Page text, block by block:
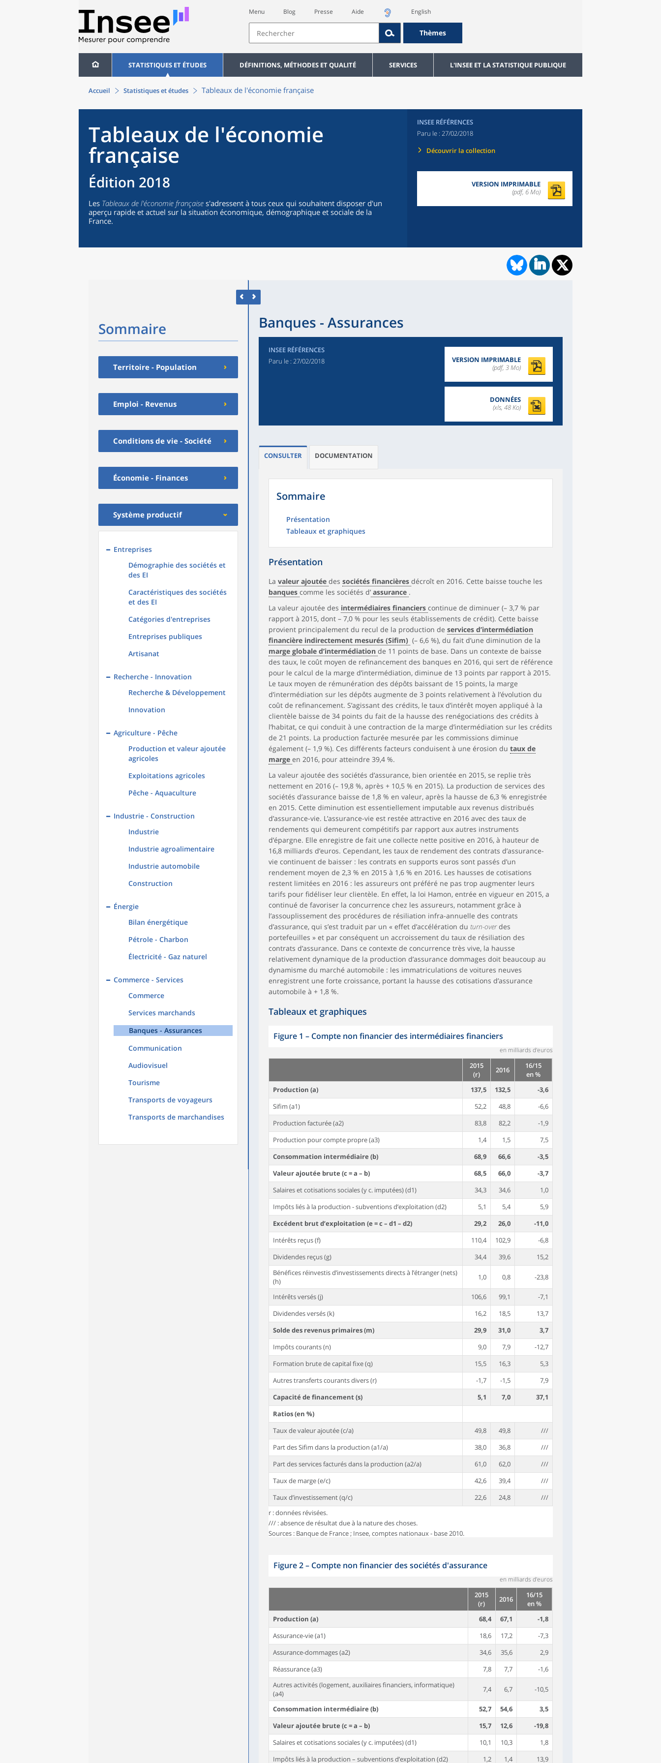
Menu Blog Presse Aide English
Thèmes
STATISTIQUES ET ÉTUDES DÉFINITIONS, MÉTHODES ET QUALITÉ SERVICES L'INSEE ET LA STATISTIQUE PUBLIQUE
Accueil Statistiques et études Tableaux de l'économie française
Tableaux de l'économie
française
Édition 2018
Les Tableaux de l'économie française s'adressent à tous ceux qui souhaitent disposer d'un
aperçu rapide et actuel sur la situation économique, démographique et sociale de la
France.
INSEE RÉFÉRENCES
Paru le : 27/02/2018
Découvrir la collection
VERSION IMPRIMABLE
(pdf, 6 Mo)
Sommaire
Territoire - Population
Emploi - Revenus
Conditions de vie - Société
Économie - Finances
Système productif
Entreprises
Démographie des sociétés et
des EI
Caractéristiques des sociétés
et des EI
Catégories d'entreprises
Entreprises publiques
Artisanat
Recherche - Innovation
Recherche & Développement
Innovation
Agriculture - Pêche
Production et valeur ajoutée
agricoles
Exploitations agricoles
Pêche - Aquaculture
Industrie - Construction
Industrie
Industrie agroalimentaire
Industrie automobile
Construction
Énergie
Bilan énergétique
Pétrole - Charbon
Électricité - Gaz naturel
Commerce - Services
Commerce
Services marchands
Banques - Assurances
Communication
Audiovisuel
Tourisme
Transports de voyageurs
Transports de marchandises
Banques - Assurances
INSEE RÉFÉRENCES
Paru le : 27/02/2018
VERSION IMPRIMABLE
(pdf, 3 Mo)
DONNÉES
(xls, 48 Ko)
CONSULTER DOCUMENTATION
Sommaire
Présentation
Tableaux et graphiques
Présentation
La valeur ajoutée des sociétés financières décroît en 2016. Cette baisse touche les
banques comme les sociétés d’ assurance .
La valeur ajoutée des intermédiaires financiers continue de diminuer (– 3,7 % par
rapport à 2015, dont – 7,0 % pour les seuls établissements de crédit). Cette baisse
provient principalement du recul de la production de services d’intermédiation
financière indirectement mesurés (Sifim) (– 6,6 %), du fait d’une diminution de la
marge globale d’intermédiation de 11 points de base. Dans un contexte de baisse
des taux, le coût moyen de refinancement des banques en 2016, qui sert de référence
pour le calcul de la marge d’intermédiation, diminue de 13 points par rapport à 2015.
Le taux moyen de rémunération des dépôts baissant de 15 points, la marge
d’intermédiation sur les dépôts augmente de 3 points relativement à l’évolution du
coût de refinancement. S’agissant des crédits, le taux d’intérêt moyen appliqué à la
clientèle baisse de 34 points du fait de la hausse des renégociations des crédits à
l’habitat, ce qui conduit à une contraction de la marge d’intermédiation sur les crédits
de 21 points. La production facturée mesurée par les commissions diminue
également (– 1,9 %). Ces différents facteurs conduisent à une érosion du taux de
marge en 2016, pour atteindre 39,4 %.
La valeur ajoutée des sociétés d’assurance, bien orientée en 2015, se replie très
nettement en 2016 (– 19,8 %, après + 10,5 % en 2015). La production de services des
sociétés d’assurance baisse de 1,8 % en valeur, après la hausse de 6,3 % enregistrée
en 2015. Cette diminution est essentiellement imputable aux revenus distribués
d’assurance-vie. L’assurance-vie est restée attractive en 2016 avec des taux de
rendements qui demeurent compétitifs par rapport aux autres instruments
d’épargne. Elle enregistre de fait une collecte nette positive en 2016, à hauteur de
16,8 milliards d’euros. Cependant, les taux de rendement des contrats d’assurance-
vie continuent de baisser : les contrats en supports euros sont passés d’un
rendement moyen de 2,3 % en 2015 à 1,6 % en 2016. Les hausses de cotisations
restent limitées en 2016 : les assureurs ont préféré ne pas trop augmenter leurs
tarifs pour fidéliser leur clientèle. En effet, la loi Hamon, entrée en vigueur en 2015, a
continué de favoriser la concurrence chez les assureurs, notamment grâce à
l’assouplissement des procédures de résiliation infra-annuelle des contrats
d’assurance, qui s’est traduit par un « effet d’accélération du turn-overdes
portefeuilles » et par conséquent un accroissement du taux de résiliation des
contrats d’assurance. Dans ce contexte de concurrence très vive, la hausse
relativement dynamique de la production d’assurance dommages doit beaucoup au
dynamisme du marché automobile : les immatriculations de voitures neuves
enregistrent une forte croissance, portant la hausse des cotisations d’assurance
automobile à + 1,8 %.
Tableaux et graphiques
Figure 1 – Compte non financier des intermédiaires financiers
en milliards d'euros
2015
(r)
2016
16/15
en %
Production (a)
137,5 132,5
-3,6
Sifim (a1)
52,2 48,8
-6,6
Production facturée (a2)
83,8 82,2
-1,9
Production pour compte propre (a3)
1,4 1,5
7,5
Consommation intermédiaire (b)
68,9 66,6
-3,5
Valeur ajoutée brute (c = a – b)
68,5 66,0
-3,7
Salaires et cotisations sociales (y c. imputées) (d1)
34,3 34,6
1,0
Impôts liés à la production - subventions d’exploitation (d2)
5,1 5,4
5,9
Excédent brut d’exploitation (e = c – d1 – d2)
29,2 26,0
-11,0
Intérêts reçus (f)
110,4 102,9
-6,8
Dividendes reçus (g)
34,4 39,6
15,2
Bénéfices réinvestis d’investissements directs à l’étranger (nets)
(h)
1,0 0,8 -23,8
Intérêts versés (j) 106,6 99,1
-7,1
Dividendes versés (k)
16,2 18,5
13,7
Solde des revenus primaires (m)
29,9 31,0
3,7
Impôts courants (n)
9,0 7,9
-12,7
Formation brute de capital fixe (q)
15,5 16,3
5,3
Autres transferts courants divers (r)
-1,7 -1,5
7,9
Capacité de financement (s)
5,1 7,0
37,1
Ratios (en %)
Taux de valeur ajoutée (c/a)
49,8 49,8
///
Part des Sifim dans la production (a1/a)
38,0 36,8
///
Part des services facturés dans la production (a2/a)
61,0 62,0
///
Taux de marge (e/c)
42,6 39,4
///
Taux d’investissement (q/c)
22,6 24,8
///
r : données révisées.
/// : absence de résultat due à la nature des choses.
Sources : Banque de France ; Insee, comptes nationaux - base 2010.
Figure 2– Compte non financier des sociétés d'assurance
en milliards d'euros
2015
(r)
2016
16/15
en %
Production (a)
68,4 67,1
-1,8
Assurance-vie (a1)
18,6 17,2
-7,3
Assurance-dommages (a2)
34,6 35,6
2,9
Réassurance (a3)
7,8 7,7
-1,6
Autres activités (logement, auxiliaires financiers, informatique)
(a4)
7,4 6,7 -10,5
Consommation intermédiaire (b) 52,7 54,6
3,5
Valeur ajoutée brute (c = a – b)
15,7 12,6
-19,8
Salaires et cotisations sociales (y c. imputées) (d1)
10,1 10,3
1,8
Impôts liés à la production – subventions d’exploitation (d2)
1,2 1,4 13,9